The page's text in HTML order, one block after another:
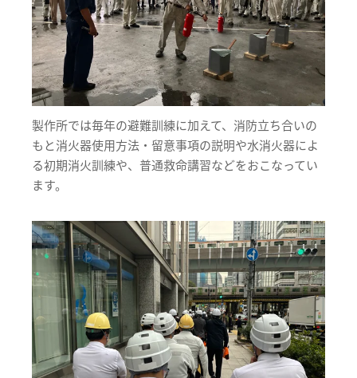
製作所では毎年の避難訓練に加えて、消防立ち合いの
もと消火器使用方法・留意事項の説明や水消火器によ
る初期消火訓練や、普通救命講習などをおこなってい
ます。